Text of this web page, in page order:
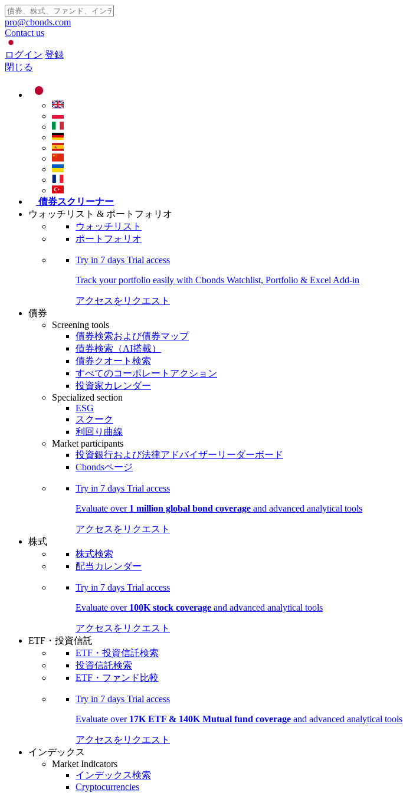
pro@cbonds.com
Contact us
ログイン 登録
閉じる
債券スクリーナー
ウォッチリスト & ポートフォリオ
ウォッチリスト
ポートフォリオ
Try in 7 days Trial access
Track your portfolio easily with Cbonds Watchlist, Portfolio & Excel Add-in
アクセスをリクエスト
債券
Screening tools
債券検索および債券マップ
債券検索（AI搭載）
債券クオート検索
すべてのコーポレートアクション
投資家カレンダー
Specialized section
ESG
スクーク
利回り曲線
Market participants
投資銀行および法律アドバイザーリーダーボード
Cbondsページ
Try in 7 days Trial access
Evaluate over 1 million global bond coverage and advanced analytical tools
アクセスをリクエスト
株式
株式検索
配当カレンダー
Try in 7 days Trial access
Evaluate over 100K stock coverage and advanced analytical tools
アクセスをリクエスト
ETF・投資信託
ETF・投資信託検索
投資信託検索
ETF・ファンド比較
Try in 7 days Trial access
Evaluate over 17K ETF & 140K Mutual fund coverage and advanced analytical tools
アクセスをリクエスト
インデックス
Market Indicators
インデックス検索
Cryptocurrencies